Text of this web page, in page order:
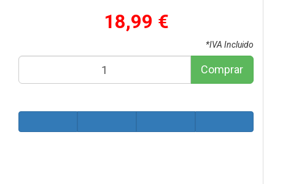
18,99 €
*IVA Incluido
Comprar